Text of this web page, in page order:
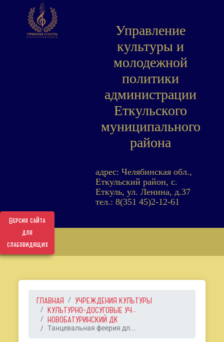
Версия сайта
для
слабовидящих
Управление
культуры и
молодежной
политики
администрации
Еткульского
муниципального
района
адрес: Челябинская обл.,
Еткульский район, с.
Еткуль, ул. Ленина, д.37
тел.: 8(351 45)2-12-61
ГЛАВНАЯ
УЧРЕЖДЕНИЯ КУЛЬТУРЫ
КУЛЬТУРНО-ДОСУГОВЫЕ УЧ...
НОВОБАТУРИНСКИЙ ДК
Танцевальная феерия дл...